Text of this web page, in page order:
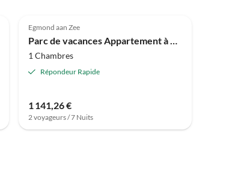
Egmond aan Zee
Parc de vacances Appartement à Egmond près de la plage
1 Chambres
Répondeur Rapide
1 141,26 €
2 voyageurs / 7 Nuits